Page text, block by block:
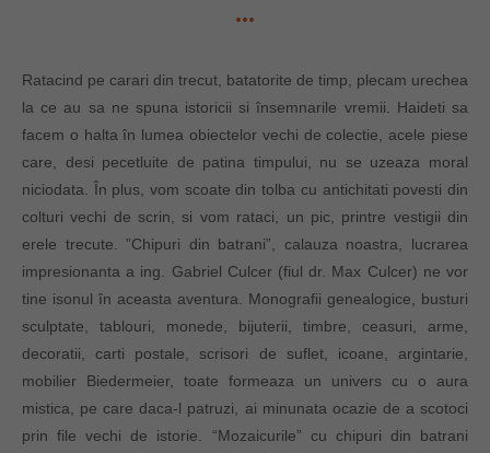
Ratacind pe carari din trecut, batatorite de timp, plecam urechea
la ce au sa ne spuna istoricii si însemnarile vremii. Haideti sa
facem o halta în lumea obiectelor vechi de colectie, acele piese
care, desi pecetluite de patina timpului, nu se uzeaza moral
niciodata. În plus, vom scoate din tolba cu antichitati povesti din
colturi vechi de scrin, si vom rataci, un pic, printre vestigii din
erele trecute. ”Chipuri din batrani”, calauza noastra, lucrarea
impresionanta a ing. Gabriel Culcer (fiul dr. Max Culcer) ne vor
tine isonul în aceasta aventura. Monografii genealogice, busturi
sculptate, tablouri, monede, bijuterii, timbre, ceasuri, arme,
decoratii, carti postale, scrisori de suflet, icoane, argintarie,
mobilier Biedermeier, toate formeaza un univers cu o aura
mistica, pe care daca-l patruzi, ai minunata ocazie de a scotoci
prin file vechi de istorie. “Mozaicurile” cu chipuri din batrani